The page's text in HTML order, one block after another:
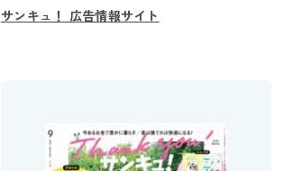
サンキュ！ 広告情報サイト